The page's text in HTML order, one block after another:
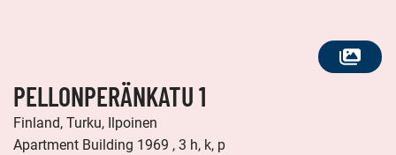
SEE
PELLONPERÄNKATU 1
Finland, Turku, Ilpoinen
Apartment Building 1969 , 3 h, k, p